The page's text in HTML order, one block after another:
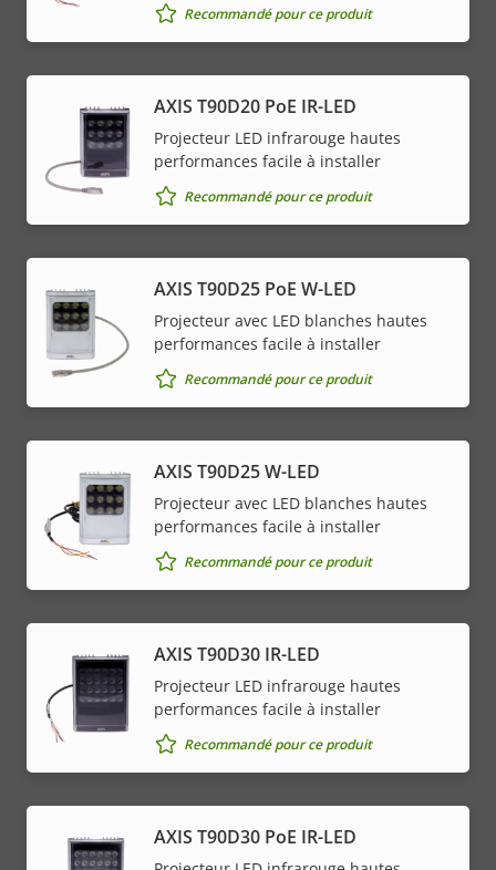
Recommandé pour ce produit
AXIS T90D20 PoE IR-LED
Projecteur LED infrarouge hautes
performances facile à installer
Recommandé pour ce produit
AXIS T90D25 PoE W-LED
Projecteur avec LED blanches hautes
performances facile à installer
Recommandé pour ce produit
AXIS T90D25 W-LED
Projecteur avec LED blanches hautes
performances facile à installer
Recommandé pour ce produit
AXIS T90D30 IR-LED
Projecteur LED infrarouge hautes
performances facile à installer
Recommandé pour ce produit
AXIS T90D30 PoE IR-LED